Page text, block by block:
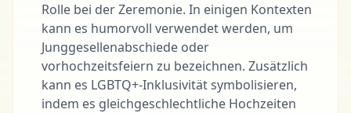
Rolle bei der Zeremonie. In einigen Kontexten
kann es humorvoll verwendet werden, um
Junggesellenabschiede oder
vorhochzeitsfeiern zu bezeichnen. Zusätzlich
kann es LGBTQ+-Inklusivität symbolisieren,
indem es gleichgeschlechtliche Hochzeiten